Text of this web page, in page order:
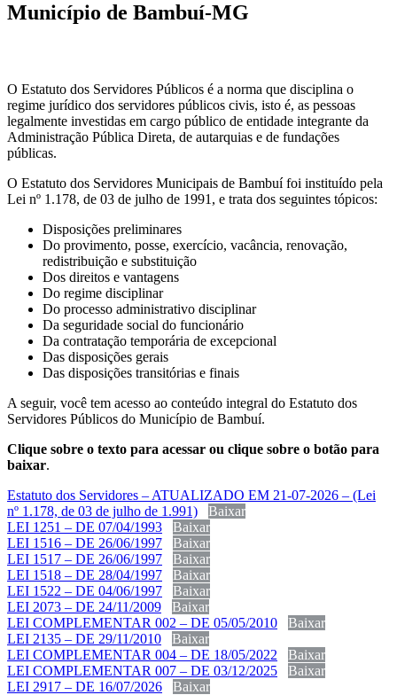
Município de Bambuí-MG
O Estatuto dos Servidores Públicos é a norma que disciplina o
regime jurídico dos servidores públicos civis, isto é, as pessoas
legalmente investidas em cargo público de entidade integrante da
Administração Pública Direta, de autarquias e de fundações
públicas.
O Estatuto dos Servidores Municipais de Bambuí foi instituído pela
Lei nº 1.178, de 03 de julho de 1991, e trata dos seguintes tópicos:
Disposições preliminares
Do provimento, posse, exercício, vacância, renovação,
redistribuição e substituição
Dos direitos e vantagens
Do regime disciplinar
Do processo administrativo disciplinar
Da seguridade social do funcionário
Da contratação temporária de excepcional
Das disposições gerais
Das disposições transitórias e finais
A seguir, você tem acesso ao conteúdo integral do Estatuto dos
Servidores Públicos do Município de Bambuí.
Clique sobre o texto para acessar ou clique sobre o botão para
baixar.
Estatuto dos Servidores – ATUALIZADO EM 21-07-2026 – (Lei
nº 1.178, de 03 de julho de 1.991)
Baixar
LEI 1251 – DE 07/04/1993
Baixar
LEI 1516 – DE 26/06/1997
Baixar
LEI 1517 – DE 26/06/1997
Baixar
LEI 1518 – DE 28/04/1997
Baixar
LEI 1522 – DE 04/06/1997
Baixar
LEI 2073 – DE 24/11/2009
Baixar
LEI COMPLEMENTAR 002 – DE 05/05/2010
Baixar
LEI 2135 – DE 29/11/2010
Baixar
LEI COMPLEMENTAR 004 – DE 18/05/2022
Baixar
LEI COMPLEMENTAR 007 – DE 03/12/2025
Baixar
LEI 2917 – DE 16/07/2026
Baixar